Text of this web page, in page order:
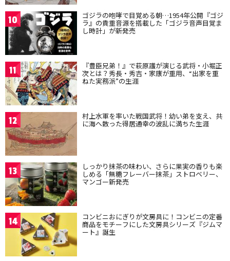
10 ゴジラの咆哮で目覚める朝…1954年公開『ゴジ
ラ』の貴重音源を搭載した「ゴジラ音声目覚ま
し時計」が新発売
11 『豊臣兄弟！』で萩原護が演じる武将・小堀正
次とは？秀長・秀吉・家康が重用、“出家を重
ねた実務派”の生涯
12 村上水軍を率いた戦国武将！幼い弟を支え、共
に海へ散った得居通幸の波乱に満ちた生涯
13 しっかり抹茶の味わい、さらに果実の香りも楽
しめる「無糖フレーバー抹茶」ストロベリー、
マンゴー新発売
14 コンビニおにぎりが文房具に！コンビニの定番
商品をモチーフにした文房具シリーズ『ジムマ
ート』誕生